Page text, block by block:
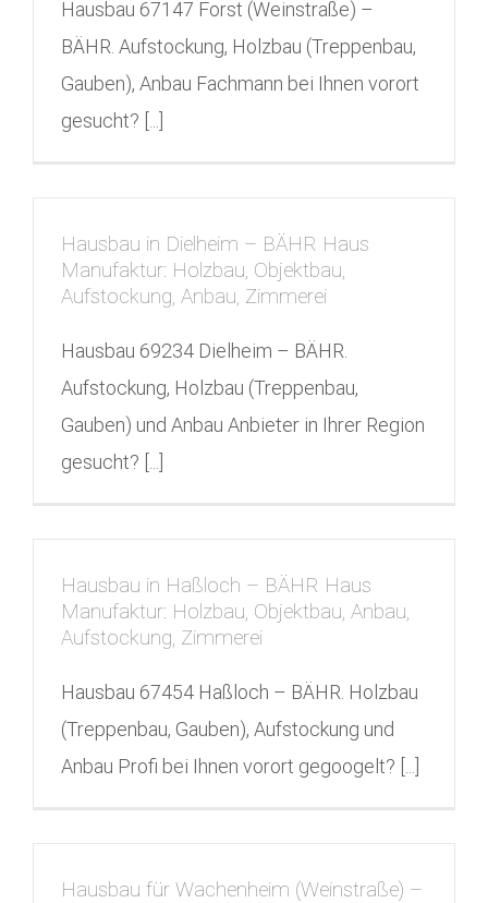
Hausbau 67147 Forst (Weinstraße) –
BÄHR. Aufstockung, Holzbau (Treppenbau,
Gauben), Anbau Fachmann bei Ihnen vorort
gesucht? [...]
Hausbau in Dielheim – BÄHR Haus
Manufaktur: Holzbau, Objektbau,
Aufstockung, Anbau, Zimmerei
Hausbau 69234 Dielheim – BÄHR.
Aufstockung, Holzbau (Treppenbau,
Gauben) und Anbau Anbieter in Ihrer Region
gesucht? [...]
Hausbau in Haßloch – BÄHR Haus
Manufaktur: Holzbau, Objektbau, Anbau,
Aufstockung, Zimmerei
Hausbau 67454 Haßloch – BÄHR. Holzbau
(Treppenbau, Gauben), Aufstockung und
Anbau Profi bei Ihnen vorort gegoogelt? [...]
Hausbau für Wachenheim (Weinstraße) –